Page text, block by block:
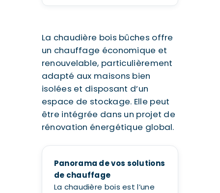
La chaudière bois bûches offre
un chauffage économique et
renouvelable, particulièrement
adapté aux maisons bien
isolées et disposant d’un
espace de stockage. Elle peut
être intégrée dans un projet de
rénovation énergétique global.
Panorama de vos solutions
de chauffage
La chaudière bois est l’une